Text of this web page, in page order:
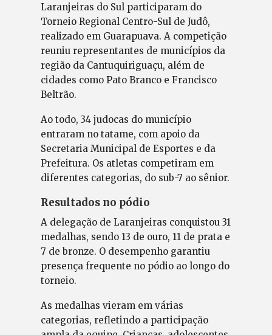
Laranjeiras do Sul participaram do
Torneio Regional Centro-Sul de Judô,
realizado em Guarapuava. A competição
reuniu representantes de municípios da
região da Cantuquiriguaçu, além de
cidades como Pato Branco e Francisco
Beltrão.
Ao todo, 34 judocas do município
entraram no tatame, com apoio da
Secretaria Municipal de Esportes e da
Prefeitura. Os atletas competiram em
diferentes categorias, do sub-7 ao sênior.
Resultados no pódio
A delegação de Laranjeiras conquistou 31
medalhas, sendo 13 de ouro, 11 de prata e
7 de bronze. O desempenho garantiu
presença frequente no pódio ao longo do
torneio.
As medalhas vieram em várias
categorias, refletindo a participação